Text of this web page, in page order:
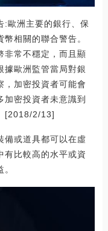
:歐洲主要的銀行、保
相關的聯合警告。
非常不穩定，而且顯
據歐洲監管當局對銀
，加密投資者可能會
密投資者未意識到
[2018/2/13]
備或道具都可以在虛
有比較高的水平或資